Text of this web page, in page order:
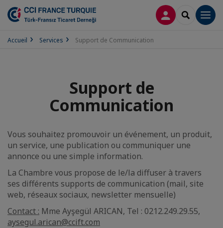
CONNEXION
Accueil Services Support de Communication
Support de
Communication
Vous souhaitez promouvoir un événement, un produit,
un service, une publication ou communiquer une
annonce ou une simple information.
La Chambre vous propose de le/la diffuser à travers
ses différents supports de communication (mail, site
web, réseaux sociaux, newsletter mensuelle)
Contact : Mme Ayşegül ARICAN, Tel : 0212.249.29.55,
aysegul.arican@ccift.com